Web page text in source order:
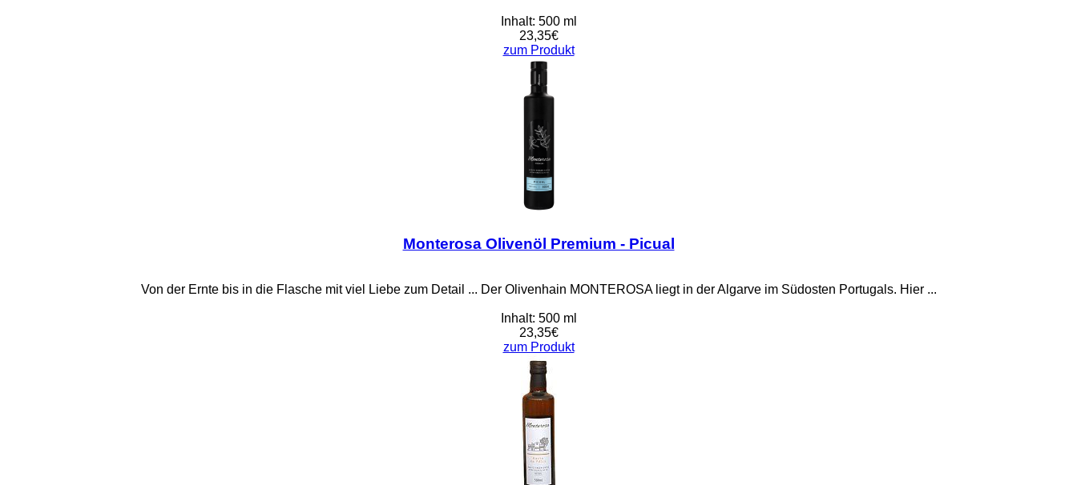
Inhalt: 500 ml
23,35€
zum Produkt
Monterosa Olivenöl Premium - Picual
Von der Ernte bis in die Flasche mit viel Liebe zum Detail ... Der Olivenhain MONTEROSA liegt in der Algarve im Südosten Portugals. Hier ...
Inhalt: 500 ml
23,35€
zum Produkt